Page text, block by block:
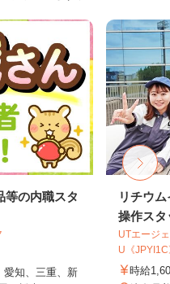
等の内職スタ
愛知、三重、新
リチウ
操作スタ
UTエージ
U《
時給